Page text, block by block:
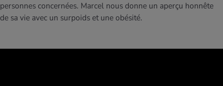
personnes concernées. Marcel nous donne un aperçu honnête
de sa vie avec un surpoids et une obésité.